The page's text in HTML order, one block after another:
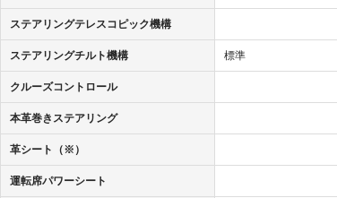
ステアリングテレスコピック機構
ステアリングチルト機構 標準
クルーズコントロール
本革巻きステアリング
革シート（※）
運転席パワーシート